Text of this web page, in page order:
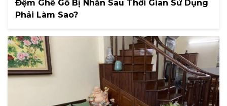
Đệm Ghế Gỗ Bị Nhăn Sau Thời Gian Sử Dụng
Phải Làm Sao?